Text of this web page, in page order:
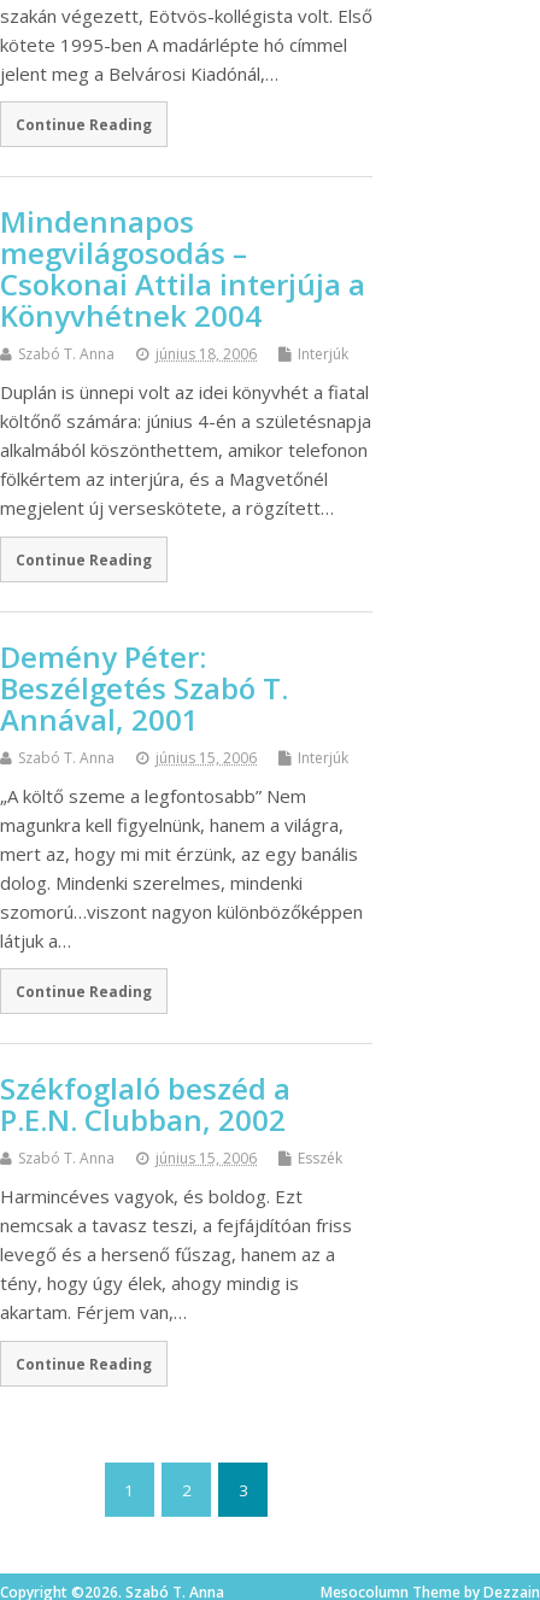
szakán végezett, Eötvös-kollégista volt. Első
kötete 1995-ben A madárlépte hó címmel
jelent meg a Belvárosi Kiadónál,…
Continue Reading
Mindennapos
megvilágosodás –
Csokonai Attila interjúja a
Könyvhétnek 2004
Szabó T. Anna június 18, 2006 Interjúk
Duplán is ünnepi volt az idei könyvhét a fiatal
költőnő számára: június 4-én a születésnapja
alkalmából köszönthettem, amikor telefonon
fölkértem az interjúra, és a Magvetőnél
megjelent új verseskötete, a rögzített…
Continue Reading
Demény Péter:
Beszélgetés Szabó T.
Annával, 2001
Szabó T. Anna június 15, 2006 Interjúk
„A költő szeme a legfontosabb” Nem
magunkra kell figyelnünk, hanem a világra,
mert az, hogy mi mit érzünk, az egy banális
dolog. Mindenki szerelmes, mindenki
szomorú…viszont nagyon különbözőképpen
látjuk a…
Continue Reading
Székfoglaló beszéd a
P.E.N. Clubban, 2002
Szabó T. Anna június 15, 2006 Esszék
Harmincéves vagyok, és boldog. Ezt
nemcsak a tavasz teszi, a fejfájdítóan friss
levegő és a hersenő fűszag, hanem az a
tény, hogy úgy élek, ahogy mindig is
akartam. Férjem van,…
Continue Reading
1 2 3
Copyright ©2026. Szabó T. Anna Mesocolumn Theme by Dezzain